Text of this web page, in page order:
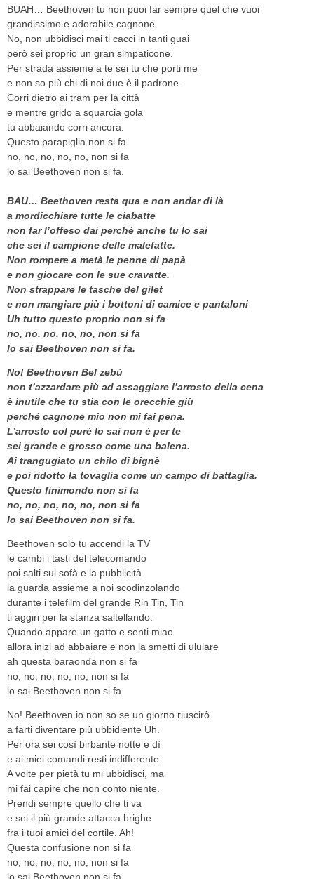
BUAH… Beethoven tu non puoi far sempre quel che vuoi
grandissimo e adorabile cagnone.
No, non ubbidisci mai ti cacci in tanti guai
però sei proprio un gran simpaticone.
Per strada assieme a te sei tu che porti me
e non so più chi di noi due è il padrone.
Corri dietro ai tram per la città
e mentre grido a squarcia gola
tu abbaiando corri ancora.
Questo parapiglia non si fa
no, no, no, no, no, non si fa
lo sai Beethoven non si fa.
BAU… Beethoven resta qua e non andar di là
a mordicchiare tutte le ciabatte
non far l’offeso dai perché anche tu lo sai
che sei il campione delle malefatte.
Non rompere a metà le penne di papà
e non giocare con le sue cravatte.
Non strappare le tasche del gilet
e non mangiare più i bottoni di camice e pantaloni
Uh tutto questo proprio non si fa
no, no, no, no, no, non si fa
lo sai Beethoven non si fa.
No! Beethoven Bel zebù
non t’azzardare più ad assaggiare l’arrosto della cena
è inutile che tu stia con le orecchie giù
perché cagnone mio non mi fai pena.
L’arrosto col purè lo sai non è per te
sei grande e grosso come una balena.
Ai trangugiato un chilo di bignè
e poi ridotto la tovaglia come un campo di battaglia.
Questo finimondo non si fa
no, no, no, no, no, non si fa
lo sai Beethoven non si fa.
Beethoven solo tu accendi la TV
le cambi i tasti del telecomando
poi salti sul sofà e la pubblicità
la guarda assieme a noi scodinzolando
durante i telefilm del grande Rin Tin, Tin
ti aggiri per la stanza saltellando.
Quando appare un gatto e senti miao
allora inizi ad abbaiare e non la smetti di ululare
ah questa baraonda non si fa
no, no, no, no, no, non si fa
lo sai Beethoven non si fa.
No! Beethoven io non so se un giorno riuscirò
a farti diventare più ubbidiente Uh.
Per ora sei così birbante notte e dì
e ai miei comandi resti indifferente.
A volte per pietà tu mi ubbidisci, ma
mi fai capire che non conto niente.
Prendi sempre quello che ti va
e sei il più grande attacca brighe
fra i tuoi amici del cortile. Ah!
Questa confusione non si fa
no, no, no, no, no, non si fa
lo sai Beethoven non si fa.